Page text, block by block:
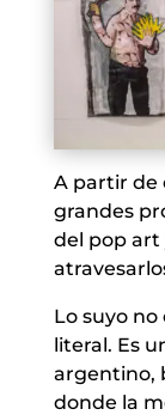
A partir de
grandes
del pop art
Lo suyo
literal. Es
argentino,
donde la